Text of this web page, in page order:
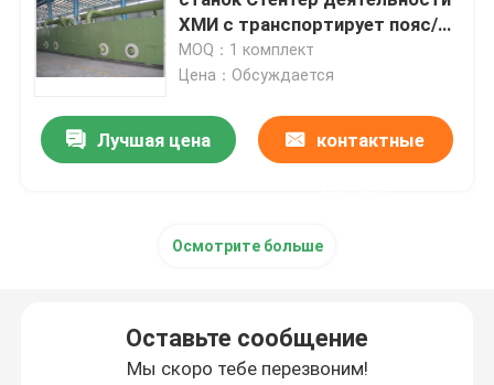
Машина Стентер горячего воздуха
машина stenter тканья
Роторная печатная машина экрана
ХМИ с транспортирует пояс/
одиночный двойной привод
MOQ：1 комплект
Цена：Обсуждается
Лучшая цена контактные
Осмотрите больше
Оставьте сообщение
Мы скоро тебе перезвоним!